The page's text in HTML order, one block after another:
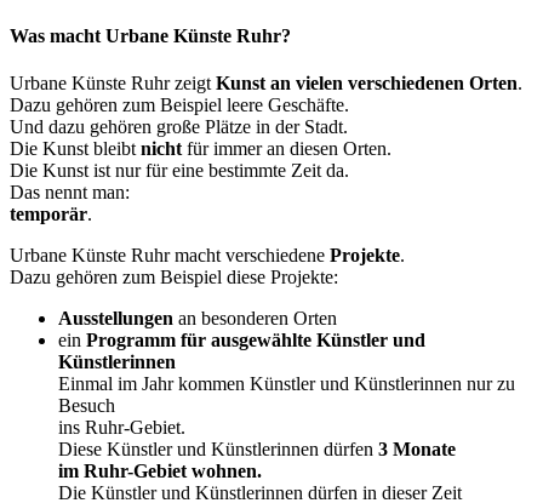
Was macht Urbane Künste Ruhr?
Urbane Künste Ruhr zeigt Kunst an vielen verschiedenen Orten.
Dazu gehören zum Beispiel leere Geschäfte.
Und dazu gehören große Plätze in der Stadt.
Die Kunst bleibt nicht für immer an diesen Orten.
Die Kunst ist nur für eine bestimmte Zeit da.
Das nennt man:
temporär.
Urbane Künste Ruhr macht verschiedene Projekte.
Dazu gehören zum Beispiel diese Projekte:
Ausstellungen an besonderen Orten
ein Programm für ausgewählte Künstler und
Künstlerinnen
Einmal im Jahr kommen Künstler und Künstlerinnen nur zu
Besuch
ins Ruhr-Gebiet.
Diese Künstler und Künstlerinnen dürfen 3 Monate
im Ruhr-Gebiet wohnen.
Die Künstler und Künstlerinnen dürfen in dieser Zeit